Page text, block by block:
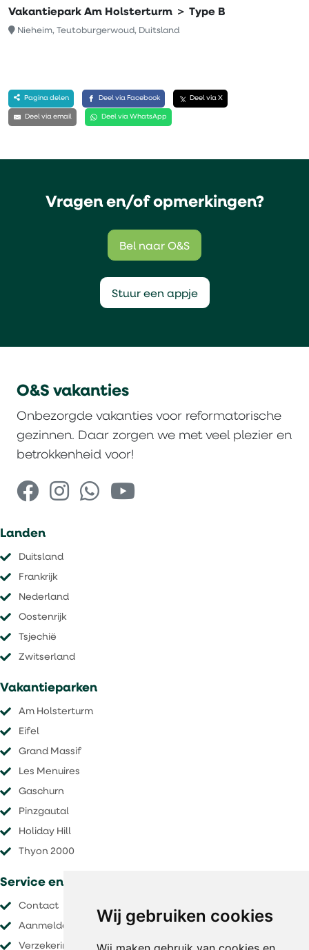
Wij gebruiken cookies
Vakantiepark Am Holsterturm ＞ Type B
Nieheim, Teutoburgerwoud, Duitsland
Pagina delen Deel via Facebook Deel via X
Deel via email Deel via WhatsApp
Vragen en/of opmerkingen?
Bel naar O&S
Stuur een appje
O&S vakanties
Onbezorgde vakanties voor reformatorische
gezinnen. Daar zorgen we met veel plezier en
betrokkenheid voor!
Landen
Duitsland
Frankrijk
Nederland
Oostenrijk
Tsjechië
​​​​​​​Zwitserland
Vakantieparken
Am Holsterturm
Eifel
Grand Massif
Les Menuires
Gaschurn
Pinzgautal
Holiday Hill
Thyon 2000
Service en voorwaarden
Contact
Aanmelden nieuwsbrief
Verzekeringen